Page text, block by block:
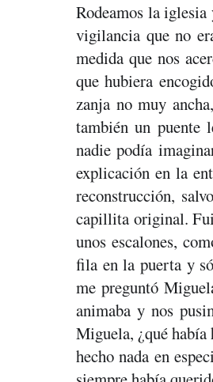
Rodeamos la
vigilancia que no
medida que nos
que hubiera
zanja no muy
también un puente
nadie podía
explicación en la
reconstrucción,
capillita original.
unos escalones,
fila en la puerta y
me preguntó
animaba y nos
Miguela, ¿qué había
hecho nada en